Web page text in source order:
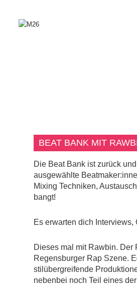
BEAT BANK MIT
Die Beat Bank ist zurück
ausgewählte
Mixing Techniken,
bangt!
Es erwarten dich
Dieses mal mit Rawbin. Der
Regensburger Rap Szene.
stilübergreifende
nebenbei noch Teil eines